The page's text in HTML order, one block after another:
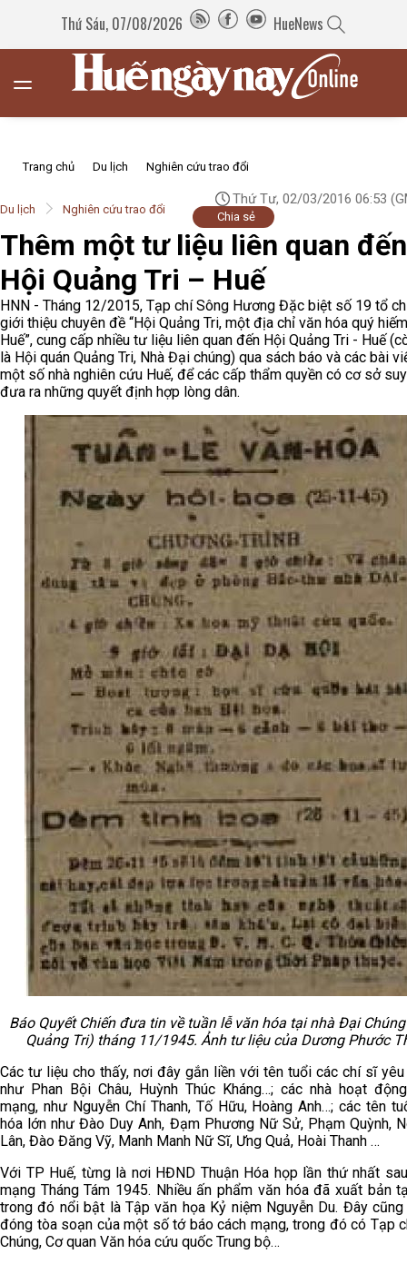
Thứ Sáu, 07/08/2026 HueNews
Trang chủ Du lịch Nghiên cứu trao đổi
Du lịch Nghiên cứu trao đổi
Thứ Tư, 02/03/2016 06:53
Chia sẻ
Thêm một tư liệu liên quan đến
Hội Quảng Tri – Huế
HNN - Tháng 12/2015, Tạp chí Sông Hương Đặc biệt số 19 tổ
giới thiệu chuyên đề “Hội Quảng Tri, một địa chỉ văn hóa quý
Huế”, cung cấp nhiều tư liệu liên quan đến Hội Quảng Tri - Huế
là Hội quán Quảng Tri, Nhà Đại chúng) qua sách báo và các bài
một số nhà nghiên cứu Huế, để các cấp thẩm quyền có cơ sở
đưa ra những quyết định hợp lòng dân.
Báo Quyết Chiến đưa tin về tuần lễ văn hóa tại nhà Đại
Quảng Tri) tháng 11/1945. Ảnh tư liệu của Dương Phước
Các tư liệu cho thấy, nơi đây gắn liền với tên tuổi các chí sĩ
như Phan Bội Châu, Huỳnh Thúc Kháng…; các nhà hoạt
mạng, như Nguyễn Chí Thanh, Tố Hữu, Hoàng Anh…; các tên
hóa lớn như Đào Duy Anh, Đạm Phương Nữ Sử, Phạm Quỳnh,
Lân, Đào Đăng Vỹ, Manh Manh Nữ Sĩ, Ưng Quả, Hoài Thanh …
Với TP Huế, từng là nơi HĐND Thuận Hóa họp lần thứ nhất
mạng Tháng Tám 1945. Nhiều ấn phẩm văn hóa đã xuất bản
trong đó nổi bật là Tập văn họa Kỷ niệm Nguyễn Du. Đây
đóng tòa soạn của một số tớ báo cách mạng, trong đó có Tạp
Chúng, Cơ quan Văn hóa cứu quốc Trung bộ…